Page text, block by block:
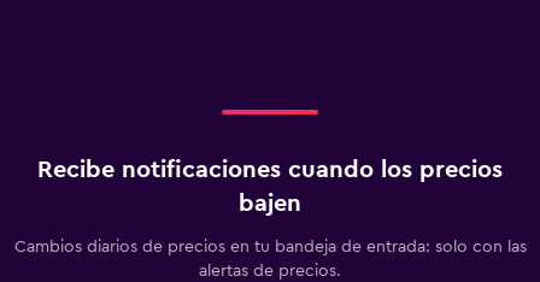
Recibe notificaciones cuando los precios
bajen
Cambios diarios de precios en tu bandeja de entrada: solo con las
alertas de precios.